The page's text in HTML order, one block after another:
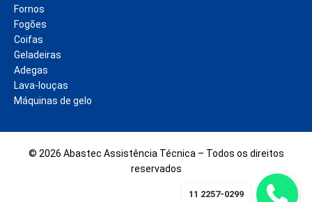
Fornos
Fogões
Coifas
Geladeiras
Adegas
Lava-louças
Máquinas de gelo
© 2026 Abastec Assistência Técnica – Todos os direitos
reservados
11 2257-0299